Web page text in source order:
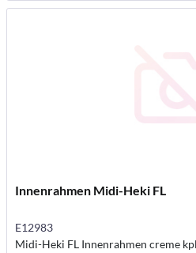
Innenrahmen Midi-Heki FL
E12983
Midi-Heki FL Innenrahmen creme